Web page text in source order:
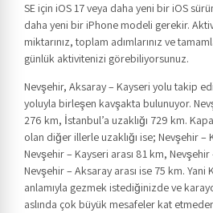
SE için iOS 17 veya daha yeni bir iOS
daha yeni bir iPhone modeli gerekir.
miktarınız, toplam adımlarınız ve
günlük aktivitenizi görebiliyorsunuz.
Nevşehir, Aksaray – Kayseri yolu takip
yoluyla birleşen kavşakta bulunuyor.
276 km, İstanbul’a uzaklığı 729 km.
olan diğer illerle uzaklığı ise; Nevşehir –
Nevşehir – Kayseri arası 81 km,
Nevşehir – Aksaray arası ise 75 km.
anlamıyla gezmek istediğinizde ve
aslında çok büyük mesafeler kat